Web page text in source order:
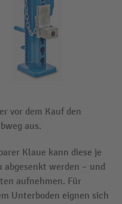
vor dem Kauf den
aus.
Klaue kann diese je
abgesenkt werden – und
aufnehmen. Für
Unterboden eignen sich